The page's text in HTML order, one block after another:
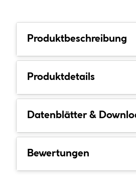
Produktbeschreibung
Produktdetails
Datenblätter &
Bewertungen